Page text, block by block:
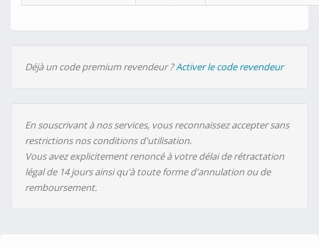
Déjà un code premium revendeur ?Activer le code revendeur
En souscrivant à nos services, vous reconnaissez accepter sans
restrictions nos conditions d'utilisation.
Vous avez explicitement renoncé à votre délai de rétractation
légal de 14 jours ainsi qu'à toute forme d'annulation ou de
remboursement.